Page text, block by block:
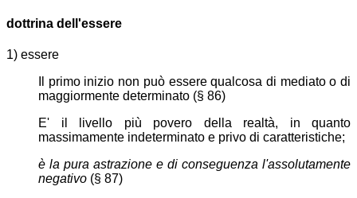
dottrina dell'essere
1) essere
Il primo inizio non può essere qualcosa di mediato o di
maggiormente determinato (§ 86)
E' il livello più povero della realtà, in quanto
massimamente indeterminato e privo di caratteristiche;
è la pura astrazione e di conseguenza l'assolutamente
negativo (§ 87)